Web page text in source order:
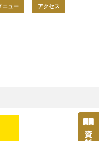
ニュー アクセス